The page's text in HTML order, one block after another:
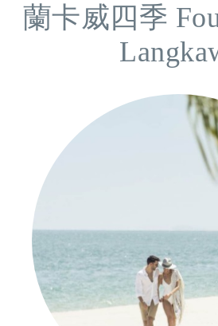
蘭卡威四季